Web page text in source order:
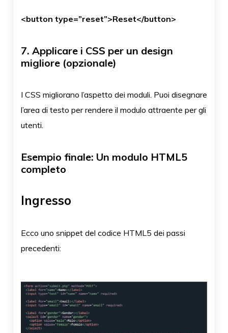
<button type=”reset”>Reset</button>
7. Applicare i CSS per un design
migliore (opzionale)
I CSS migliorano l’aspetto dei moduli. Puoi disegnare
l’area di testo per rendere il modulo attraente per gli
utenti.
Esempio finale: Un modulo HTML5
completo
Ingresso
Ecco uno snippet del codice HTML5 dei passi
precedenti: